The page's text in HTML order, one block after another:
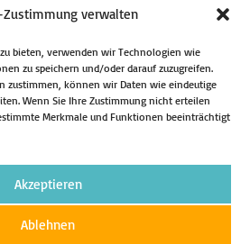
Zustimmung verwalten
bieten, verwenden wir Technologien wie
zu speichern und/oder darauf zuzugreifen.
zustimmen, können wir Daten wie eindeutige
Wenn Sie Ihre Zustimmung nicht erteilen
Merkmale und Funktionen beeinträchtigt
Akzeptieren
Ablehnen
Prinzenpaar beim Närrischen
Bundestagswahlkampf 2025